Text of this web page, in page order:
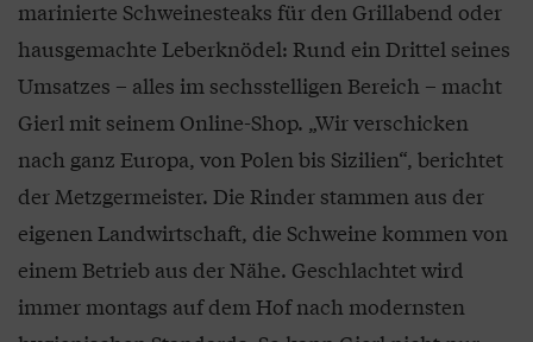
marinierte Schweinesteaks für den Grillabend oder
hausgemachte Leberknödel: Rund ein Drittel seines
Umsatzes – alles im sechsstelligen Bereich – macht
Gierl mit seinem Online-Shop. „Wir verschicken
nach ganz Europa, von Polen bis Sizilien“, berichtet
der Metzgermeister. Die Rinder stammen aus der
eigenen Landwirtschaft, die Schweine kommen von
einem Betrieb aus der Nähe. Geschlachtet wird
immer montags auf dem Hof nach modernsten